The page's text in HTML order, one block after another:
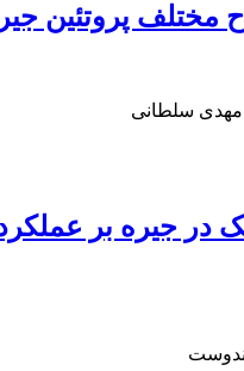
مختلف پروتئین
مهدی سلطانی
در جیره بر